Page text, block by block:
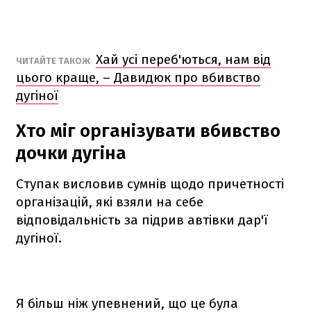
ЧИТАЙТЕ ТАКОЖ Хай усі переб'ються, нам від
цього краще, – Давидюк про вбивство
дугіної
Хто міг організувати вбивство
дочки дугіна
Ступак висловив сумнів щодо причетності
організацій, які взяли на себе
відповідальність за підрив автівки дар'ї
дугіної.
Я більш ніж упевнений, що це була